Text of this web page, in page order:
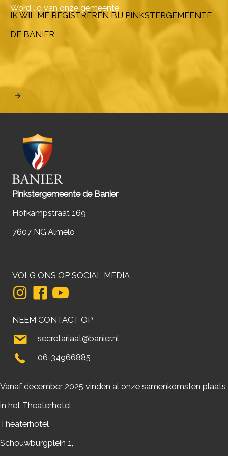
Word lid van onze gemeente
IK WIL ME REGISTREREN BIJ PINKSTERGEMEENTE
DE BANIER
Pinkstergemeente de Banier
Hofkampstraat 169
7607 NG Almelo
VOLG ONS OP SOCIAL MEDIA
NEEM CONTACT OP
secretariaat@banier.nl
06-34966885
Vanaf december 2025 vinden al onze samenkomsten plaats
in het Theaterhotel
Theaterhotel
Schouwburgplein 1,